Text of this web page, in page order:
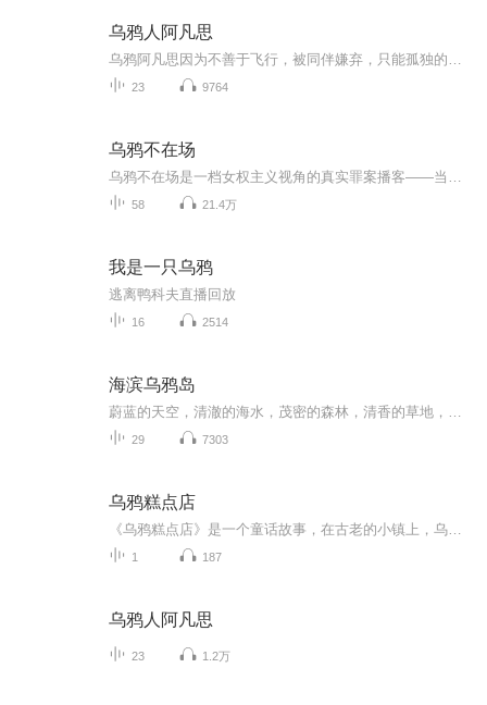
乌鸦人阿凡思
23 9764
乌鸦不在场
58 21.4万
我是一只乌鸦
逃离鸭科夫直播回放
16 2514
海滨乌鸦岛
29 7303
乌鸦糕点店
1 187
乌鸦人阿凡思
23 1.2万